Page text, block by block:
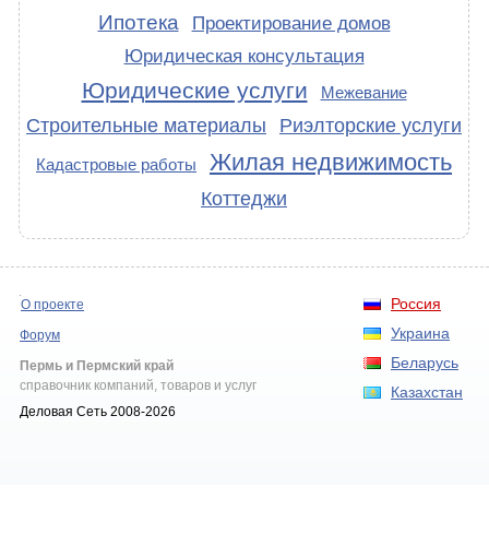
Ипотека
Проектирование домов
Юридическая консультация
Юридические услуги Межевание
Строительные материалы Риэлторские услуги
Кадастровые работы Жилая недвижимость
Коттеджи
Россия
Украина
Беларусь
Казахстан
О проекте
Форум
Пермь и Пермский край
справочник компаний, товаров и услуг
Деловая Сеть 2008-2026